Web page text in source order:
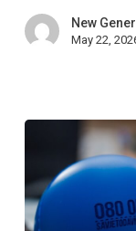
New
May 22,